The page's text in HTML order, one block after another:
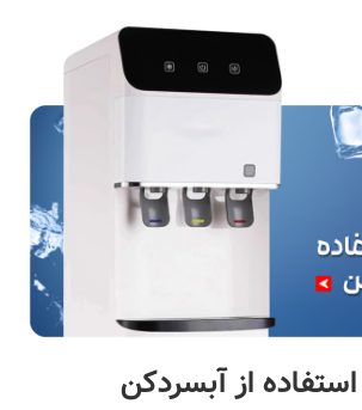
از آبسردکن